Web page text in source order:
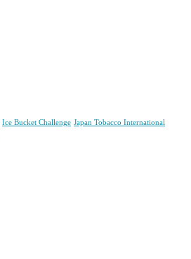
Ice Bucket Challenge Japan Tobacco International